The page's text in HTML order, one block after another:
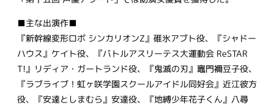
■主な出演作■
『新幹線変形ロボ シンカリオンZ』碓氷アブト役、『シャドー
ハウス』ケイト役、『バトルアスリーテス大運動会 ReSTAR
T!』リディア・ガートランド役、『鬼滅の刃』竈門禰󠄀豆子役、
『ラブライブ！虹ヶ咲学園スクールアイドル同好会』近江彼方
役、『安達としまむら』安達役、『地縛少年花子くん』八尋